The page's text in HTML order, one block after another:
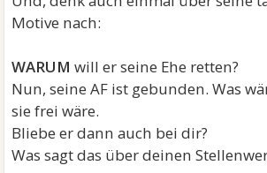
Motive nach:
WARUM will er seine Ehe retten?
Nun, seine AF ist gebunden. Was
sie frei wäre.
Bliebe er dann auch bei dir?
Was sagt das über deinen